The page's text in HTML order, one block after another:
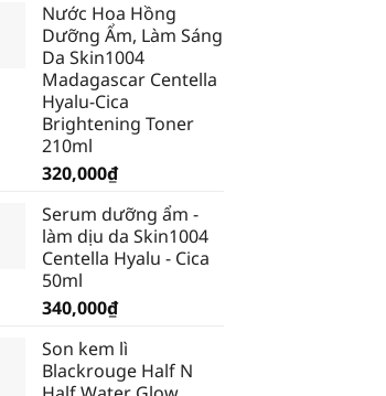
là:
389,000₫.là:
Nước Hoa Hồng
Dưỡng Ẩm, Làm Sáng
Da Skin1004
Madagascar Centella
Hyalu-Cica
Brightening Toner
210ml
320,000₫
Serum dưỡng ẩm -
làm dịu da Skin1004
Centella Hyalu - Cica
50ml
340,000₫
Son kem lì
Blackrouge Half N